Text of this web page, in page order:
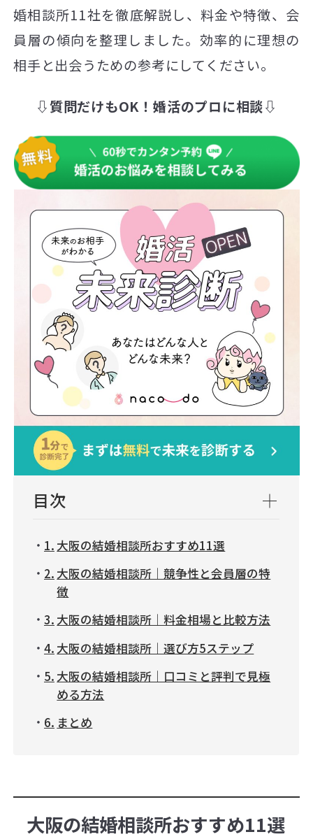
婚相談所11社を徹底解説し、料金や特徴、会
員層の傾向を整理しました。効率的に理想の
相手と出会うための参考にしてください。
⇩質問だけもOK！婚活のプロに相談⇩
目次
大阪の結婚相談所おすすめ11選
大阪の結婚相談所｜競争性と会員層の特
徴
大阪の結婚相談所｜料金相場と比較方法
大阪の結婚相談所｜選び方5ステップ
大阪の結婚相談所｜口コミと評判で見極
める方法
まとめ
大阪の結婚相談所おすすめ11選